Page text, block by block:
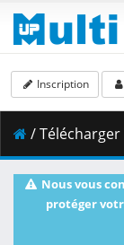
Inscription
/ Télécharger
Nous vous
protéger